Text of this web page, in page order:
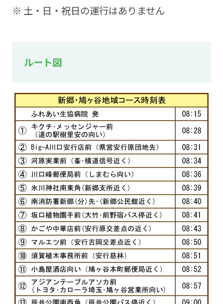
※ 土・日・祝日の運行はありません
ルート図